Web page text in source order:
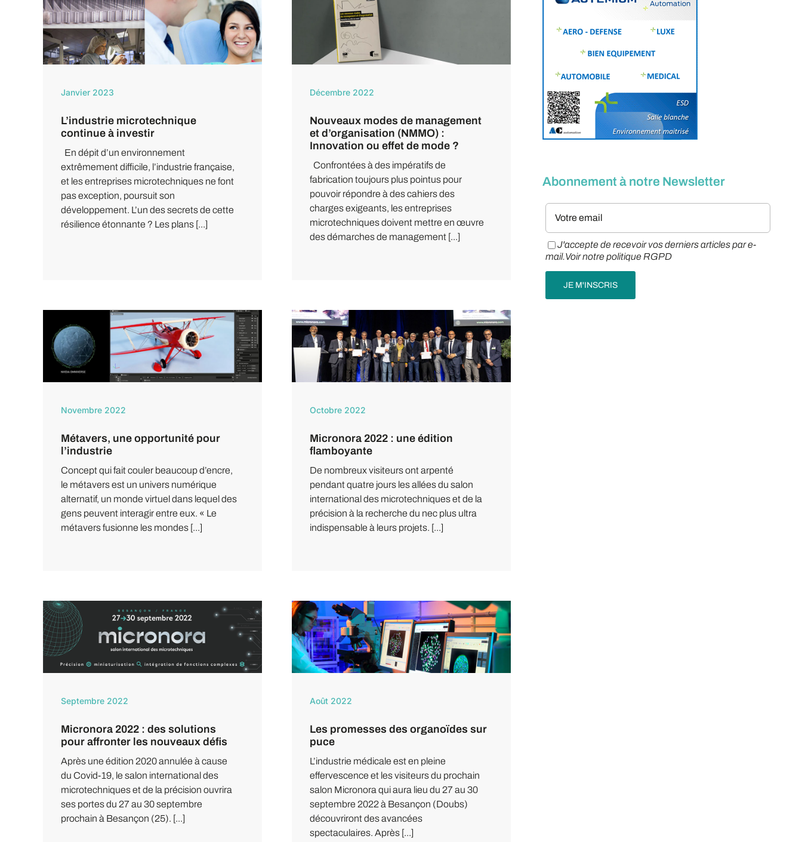
Janvier 2023
L’industrie microtechnique
continue à investir
En dépit d’un environnement
extrêmement difficile, l’industrie française,
et les entreprises microtechniques ne font
pas exception, poursuit son
développement. L’un des secrets de cette
résilience étonnante ? Les plans [...]
Décembre 2022
Nouveaux modes de management
et d’organisation (NMMO) :
Innovation ou effet de mode ?
Confrontées à des impératifs de
fabrication toujours plus pointus pour
pouvoir répondre à des cahiers des
charges exigeants, les entreprises
microtechniques doivent mettre en œuvre
des démarches de management [...]
Novembre 2022
Métavers, une opportunité pour
l’industrie
Concept qui fait couler beaucoup d’encre,
le métavers est un univers numérique
alternatif, un monde virtuel dans lequel des
gens peuvent interagir entre eux. « Le
métavers fusionne les mondes [...]
Octobre 2022
Micronora 2022 : une édition
flamboyante
De nombreux visiteurs ont arpenté
pendant quatre jours les allées du salon
international des microtechniques et de la
précision à la recherche du nec plus ultra
indispensable à leurs projets. [...]
Septembre 2022
Micronora 2022 : des solutions
pour affronter les nouveaux défis
Après une édition 2020 annulée à cause
du Covid-19, le salon international des
microtechniques et de la précision ouvrira
ses portes du 27 au 30 septembre
prochain à Besançon (25). [...]
Août 2022
Les promesses des organoïdes sur
puce
L’industrie médicale est en pleine
effervescence et les visiteurs du prochain
salon Micronora qui aura lieu du 27 au 30
septembre 2022 à Besançon (Doubs)
découvriront des avancées
spectaculaires. Après [...]
Abonnement à notre Newsletter
J'accepte de recevoir vos derniers articles par e-
mail.Voir notre politique RGPD